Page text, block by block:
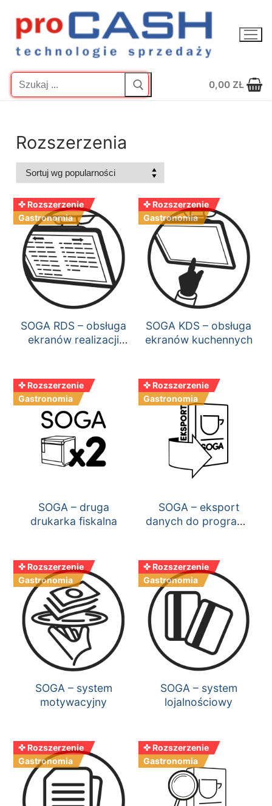
treści
0,00 ZŁ
Rozszerzenia
✜ Rozszerzenie
Gastronomia
SOGA RDS – obsługa
ekranów realizacji
✜ Rozszerzenie
Gastronomia
SOGA KDS – obsługa
ekranów kuchennych
✜ Rozszerzenie
Gastronomia
SOGA – druga
drukarka fiskalna
✜ Rozszerzenie
Gastronomia
SOGA – eksport
danych do programu
✜ Rozszerzenie
Gastronomia
SOGA – system
motywacyjny
✜ Rozszerzenie
Gastronomia
SOGA – system
lojalnościowy
✜ Rozszerzenie
Gastronomia
✜ Rozszerzenie
Gastronomia